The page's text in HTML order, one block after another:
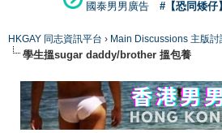
國泰男男廣告
#【恐同矮仔
HKGAY 同志資訊平台 › Main Discussions 主版討
學生搵sugar daddy/brother 搵包養